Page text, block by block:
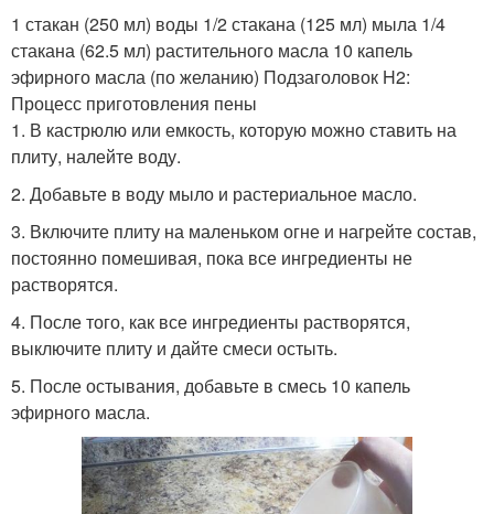
1 стакан (250 мл) воды 1/2 стакана (125 мл) мыла 1/4
стакана (62.5 мл) растительного масла 10 капель
эфирного масла (по желанию) Подзаголовок H2:
Процесс приготовления пены
1. В кастрюлю или емкость, которую можно ставить на
плиту, налейте воду.
2. Добавьте в воду мыло и растериальное масло.
3. Включите плиту на маленьком огне и нагрейте состав,
постоянно помешивая, пока все ингредиенты не
растворятся.
4. После того, как все ингредиенты растворятся,
выключите плиту и дайте смеси остыть.
5. После остывания, добавьте в смесь 10 капель
эфирного масла.